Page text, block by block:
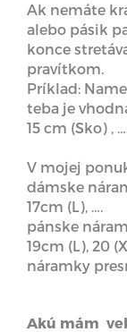
Ak nemáte
alebo pásik
konce
pravítkom.
Príklad:
teba je
15 cm (Sko) ,
V mojej
dámske
17cm (L), ….
pánske
19cm (L), 20
náramky
Akú mám